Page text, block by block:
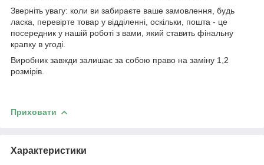
Зверніть увагу: коли ви забираєте ваше замовлення, будь
ласка, перевірте товар у відділенні, оскільки, пошта - це
посередник у нашій роботі з вами, який ставить фінальну
крапку в угоді.
Виробник завжди залишає за собою право на заміну 1,2
розмірів.
Приховати
Характеристики